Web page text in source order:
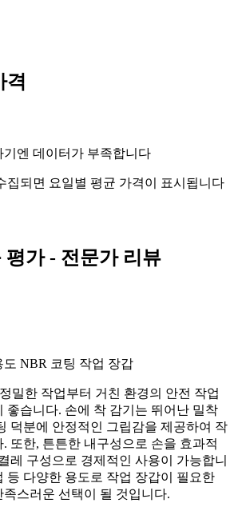
격
기엔 데이터가 부족합니다
집되면 요일별 평균 가격이 표시됩니다
평가 - 전문가 리뷰
도 NBR 코팅 작업 장갑
밀한 작업부터 거친 환경의 안전 작업
좋습니다. 손에 착 감기는 뛰어난 밀착
덕분에 안정적인 그립감을 제공하여 작
또한, 튼튼한 내구성으로 손을 효과적
레 구성으로 경제적인 사용이 가능합니
등 다양한 용도로 작업 장갑이 필요한
스러운 선택이 될 것입니다.